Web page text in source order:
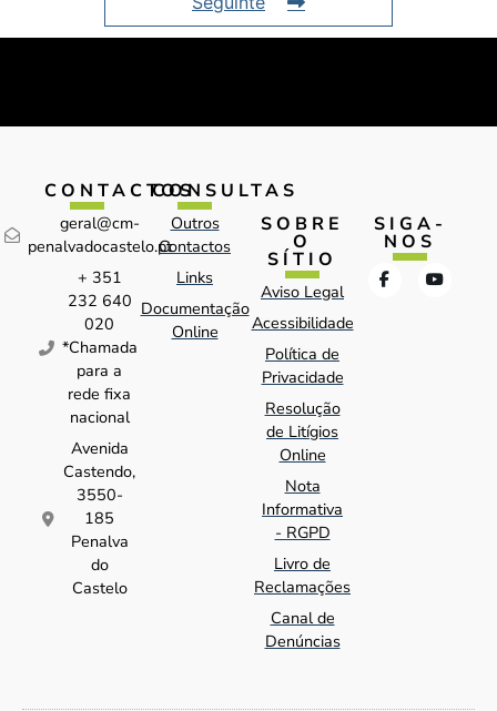
CONTACTOS
geral@cm-
penalvadocastelo.pt
+ 351
232 640
020
*Chamada
para a
rede fixa
nacional
Avenida
Castendo,
3550-
185
Penalva
do
Castelo
CONSULTAS
Outros
Contactos
Links
Documentação
Online
SOBRE
O
SÍTIO
Aviso Legal
Acessibilidade
Política de
Privacidade
Resolução
de Litígios
Online
Nota
Informativa
- RGPD
Livro de
Reclamações
Canal de
Denúncias
SIGA-
NOS